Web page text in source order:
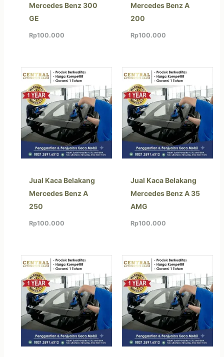
Mercedes Benz 300
GE
Rp100.000
Mercedes Benz A
200
Rp100.000
Jual Kaca Belakang
Mercedes Benz A
250
Rp100.000
Jual Kaca Belakang
Mercedes Benz A 35
AMG
Rp100.000